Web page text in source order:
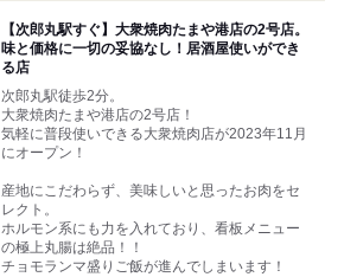
【次郎丸駅すぐ】大衆焼肉たまや港店の2号店。
味と価格に一切の妥協なし！居酒屋使いができ
る店
次郎丸駅徒歩2分。
大衆焼肉たまや港店の2号店！
気軽に普段使いできる大衆焼肉店が2023年11月
にオープン！
産地にこだわらず、美味しいと思ったお肉をセ
レクト。
ホルモン系にも力を入れており、看板メニュー
の極上丸腸は絶品！！
チョモランマ盛りご飯が進んでしまいます！